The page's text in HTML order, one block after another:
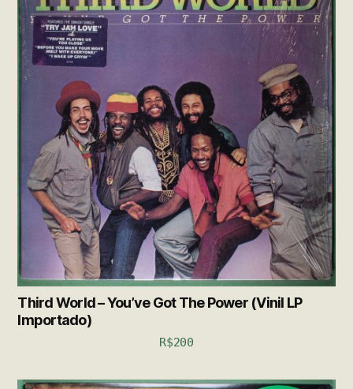
Third World – You’ve Got The Power (Vinil LP
Importado)
R$200